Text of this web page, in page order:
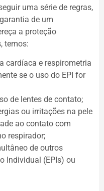
uma série de regras,
de um
a proteção
temos:
cardíaca e respirometria
se o uso do EPI for
de lentes de contato;
ou irritações na pele
ao contato com
respirador;
de outros
Individual (EPIs) ou